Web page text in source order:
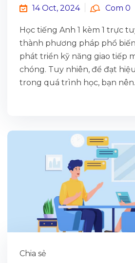
14 Oct, 2024 Com 0
Học tiếng Anh 1 kèm 1 trực
thành phương pháp phổ
phát triển kỹ năng giao tiếp
chóng. Tuy nhiên, để đạt
trong quá trình học, bạn
Chia sẻ